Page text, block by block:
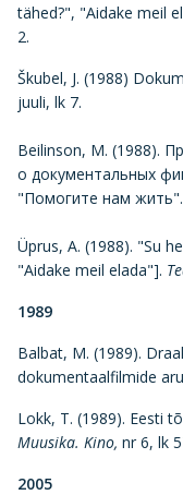
tähed?", "Aidake meil
2.
Škubel, J. (1988)
juuli, lk 7.
Beilinson, M. (1988).
о документальных
"Помогите нам жить".
Üprus, A. (1988). "Su
"Aidake meil elada"].
1989
Balbat, M. (1989).
dokumentaalfilmide
Lokk, T. (1989). Eesti
Muusika. Kino, nr 6, lk
2005